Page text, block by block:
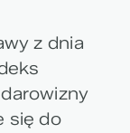
z dnia
się do